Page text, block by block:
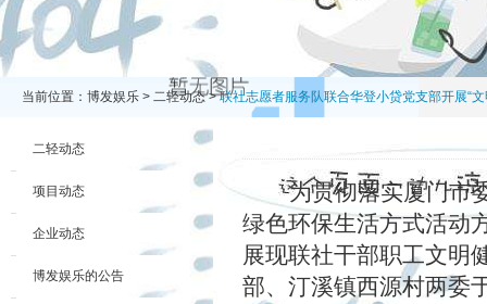
当前位置： 博发娱乐 > 二轻动态>联社志愿者服务队联合华登小贷党支部开展“
二轻动态
项目动态
企业动态
博发娱乐的公告
为贯彻落实厦门市
绿色环保生活方式活动
展现联社干部职工文明
部、汀溪镇西源村两委